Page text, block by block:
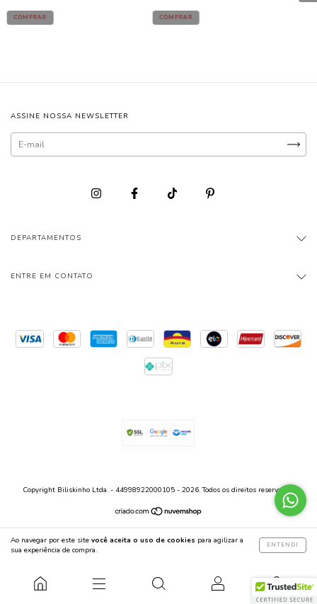
Ao navegar por este site você aceita o uso de cookies para agilizar a
sua experiência de compra.
ENTENDI
0
ASSINE NOSSA NEWSLETTER
DEPARTAMENTOS
ENTRE EM CONTATO
Copyright Biliskinho Ltda. - 44998922000105 - 2026. Todos os direitos reservados.